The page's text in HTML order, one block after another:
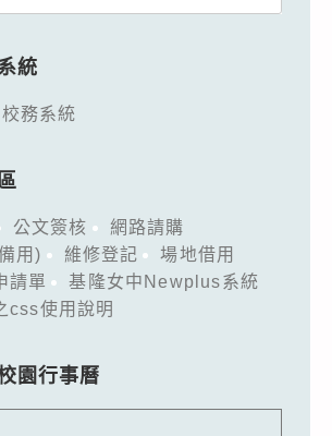
統
務系統
公文簽核
網路請購
用)
維修登記
場地借用
請單
基隆女中Newplus系統
css使用說明
園行事曆